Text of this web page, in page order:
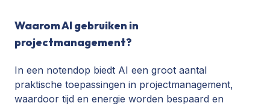
Waarom AI gebruiken in
projectmanagement?
In een notendop biedt AI een groot aantal
praktische toepassingen in projectmanagement,
waardoor tijd en energie worden bespaard en